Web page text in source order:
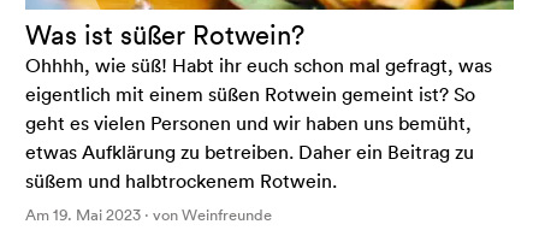
Was ist süßer Rotwein?
Ohhhh, wie süß! Habt ihr euch schon mal gefragt, was
eigentlich mit einem süßen Rotwein gemeint ist? So
geht es vielen Personen und wir haben uns bemüht,
etwas Aufklärung zu betreiben. Daher ein Beitrag zu
süßem und halbtrockenem Rotwein.
Am 19. Mai 2023 · von Weinfreunde